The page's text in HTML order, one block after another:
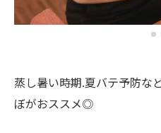
蒸し暑い時期.夏バテ予防な
ぼがおススメ◎